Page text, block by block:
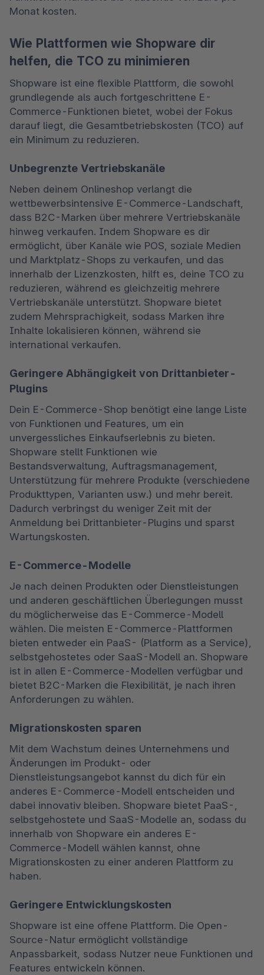
Monat kosten.
Wie Plattformen wie Shopware dir
helfen, die TCO zu minimieren
Shopware ist eine flexible Plattform, die sowohl
grundlegende als auch fortgeschrittene E-
Commerce-Funktionen bietet, wobei der Fokus
darauf liegt, die Gesamtbetriebskosten (TCO) auf
ein Minimum zu reduzieren.
Unbegrenzte Vertriebskanäle
Neben deinem Onlineshop verlangt die
wettbewerbsintensive E-Commerce-Landschaft,
dass B2C-Marken über mehrere Vertriebskanäle
hinweg verkaufen. Indem Shopware es dir
ermöglicht, über Kanäle wie POS, soziale Medien
und Marktplatz-Shops zu verkaufen, und das
innerhalb der Lizenzkosten, hilft es, deine TCO zu
reduzieren, während es gleichzeitig mehrere
Vertriebskanäle unterstützt. Shopware bietet
zudem Mehrsprachigkeit, sodass Marken ihre
Inhalte lokalisieren können, während sie
international verkaufen.
Geringere Abhängigkeit von Drittanbieter-
Plugins
Dein E-Commerce-Shop benötigt eine lange Liste
von Funktionen und Features, um ein
unvergessliches Einkaufserlebnis zu bieten.
Shopware stellt Funktionen wie
Bestandsverwaltung, Auftragsmanagement,
Unterstützung für mehrere Produkte (verschiedene
Produkttypen, Varianten usw.) und mehr bereit.
Dadurch verbringst du weniger Zeit mit der
Anmeldung bei Drittanbieter-Plugins und sparst
Wartungskosten.
E-Commerce-Modelle
Je nach deinen Produkten oder Dienstleistungen
und anderen geschäftlichen Überlegungen musst
du möglicherweise das E-Commerce-Modell
wählen. Die meisten E-Commerce-Plattformen
bieten entweder ein PaaS- (Platform as a Service),
selbstgehostetes oder SaaS-Modell an. Shopware
ist in allen E-Commerce-Modellen verfügbar und
bietet B2C-Marken die Flexibilität, je nach ihren
Anforderungen zu wählen.
Migrationskosten sparen
Mit dem Wachstum deines Unternehmens und
Änderungen im Produkt- oder
Dienstleistungsangebot kannst du dich für ein
anderes E-Commerce-Modell entscheiden und
dabei innovativ bleiben. Shopware bietet PaaS-,
selbstgehostete und SaaS-Modelle an, sodass du
innerhalb von Shopware ein anderes E-
Commerce-Modell wählen kannst, ohne
Migrationskosten zu einer anderen Plattform zu
haben.
Geringere Entwicklungskosten
Shopware ist eine offene Plattform. Die Open-
Source-Natur ermöglicht vollständige
Anpassbarkeit, sodass Nutzer neue Funktionen und
Features entwickeln können.